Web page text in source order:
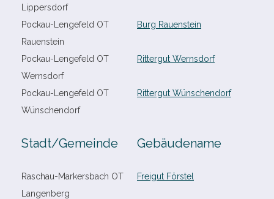
Lippersdorf
Pockau-​Lengefeld OT
Rauenstein
Burg Rauenstein
Pockau-​Lengefeld OT
Wernsdorf
Rittergut Wernsdorf
Pockau-​Lengefeld OT
Wünschendorf
Rittergut Wünschendorf
Stadt/​Gemeinde Gebäudename
Raschau-​Markersbach OT
Langenberg
Freigut Förstel